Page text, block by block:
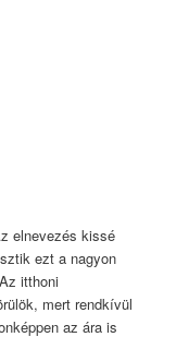
elnevezés kissé
ezt a nagyon
itthoni
mert rendkívül
az ára is